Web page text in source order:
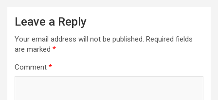
Leave a Reply
Your email address will not be published. Required fields
are marked *
Comment *